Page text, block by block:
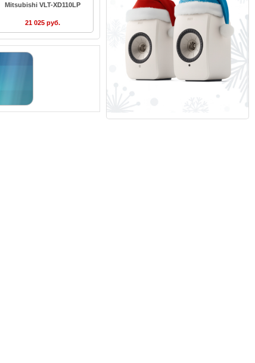
Mitsubishi VLT-XD110LP
21 025 руб.